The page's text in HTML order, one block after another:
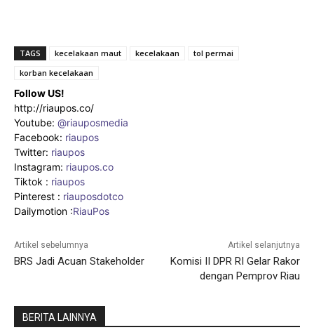
TAGS kecelakaan maut kecelakaan
tol permai
korban kecelakaan
Follow US!
http://riaupos.co/
Youtube: @riauposmedia
Facebook: riaupos
Twitter: riaupos
Instagram: riaupos.co
Tiktok : riaupos
Pinterest : riauposdotco
Dailymotion :RiauPos
Artikel sebelumnya
BRS Jadi Acuan Stakeholder
Artikel selanjutnya
Komisi II DPR RI Gelar Rakor
dengan Pemprov Riau
BERITA LAINNYA